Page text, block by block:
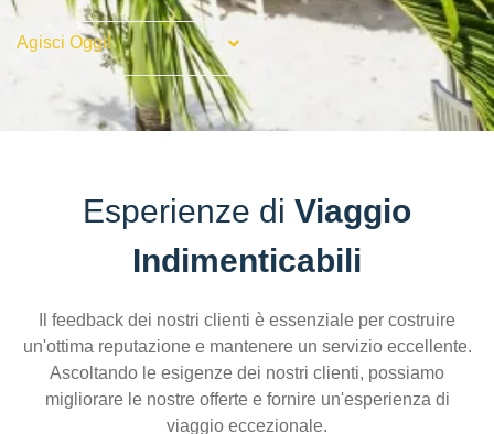
Agisci Oggi!
Esperienze di Viaggio
Indimenticabili
Il feedback dei nostri clienti è essenziale per costruire
un'ottima reputazione e mantenere un servizio eccellente.
Ascoltando le esigenze dei nostri clienti, possiamo
migliorare le nostre offerte e fornire un'esperienza di
viaggio eccezionale.